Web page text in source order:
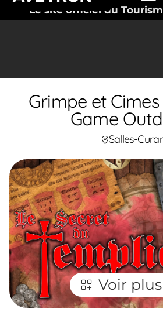
Le site officiel du
Grimpe et
Game
Salles-
Voir